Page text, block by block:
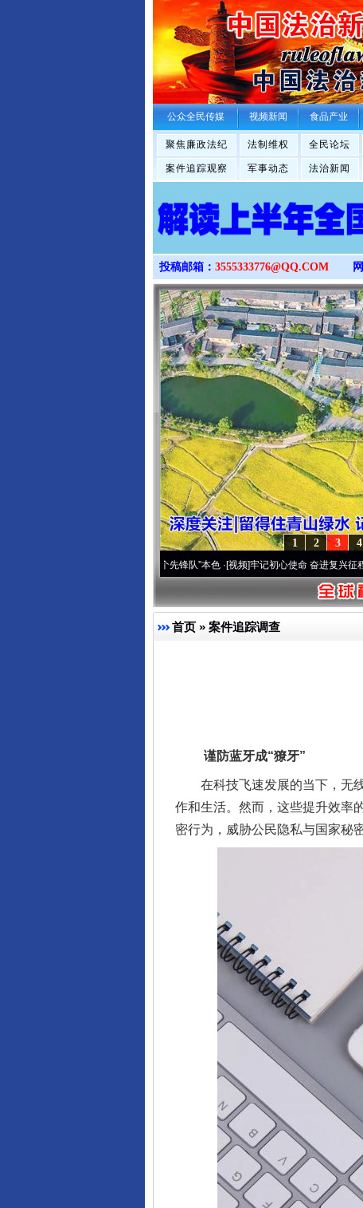
公众全民传媒 视频新闻 食品产业
聚焦廉政法纪 法制维权 全民论坛
案件追踪观察 军事动态 法治新闻
投稿邮箱： 3555333776@QQ.COM
4
3
2
1
永葆“两个先锋队”本色·[视频]牢记初心使命 奋进复兴征程丨宝塔山
首页 » 案件追踪调查
谨防蓝牙成“獠牙”
在科技飞速发展的当下，无线
作和生活。然而，这些提升效率
密行为，威胁公民隐私与国家秘